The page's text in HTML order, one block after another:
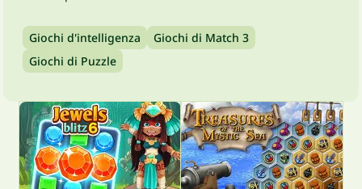
Giochi d'intelligenza
Giochi di Match 3
Giochi di Puzzle